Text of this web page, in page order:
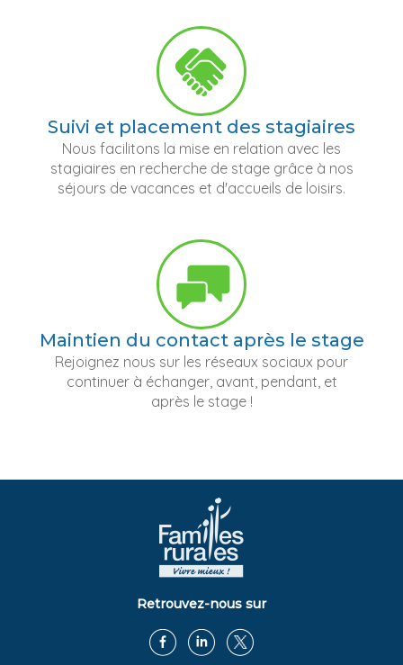
Suivi et placement des stagiaires
Nous facilitons la mise en relation avec les
stagiaires en recherche de stage grâce à nos
séjours de vacances et d'accueils de loisirs.
Maintien du contact après le stage
Rejoignez nous sur les réseaux sociaux pour
continuer à échanger, avant, pendant, et
après le stage !
Retrouvez-nous sur